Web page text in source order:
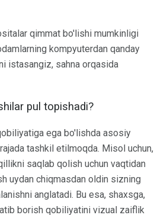
qimmat bo'lishi mumkinligi
kompyuterdan qanday
istasangiz, sahna orqasida
pul topishadi?
ega bo'lishda asosiy
tashkil etilmoqda. Misol uchun,
saqlab qolish uchun vaqtidan
uydan chiqmasdan oldin sizning
anglatadi. Bu esa, shaxsga,
borish qobiliyatini vizual zaiflik